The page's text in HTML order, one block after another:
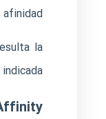
la